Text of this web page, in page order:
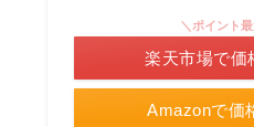
Amazonで価
＼ポイント
楽天市場で価